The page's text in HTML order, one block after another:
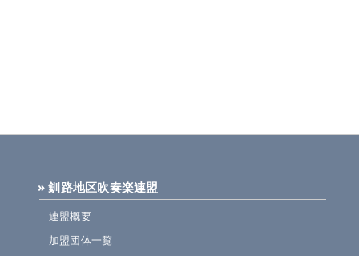
» 釧路地区吹奏楽連盟
連盟概要
加盟団体一覧